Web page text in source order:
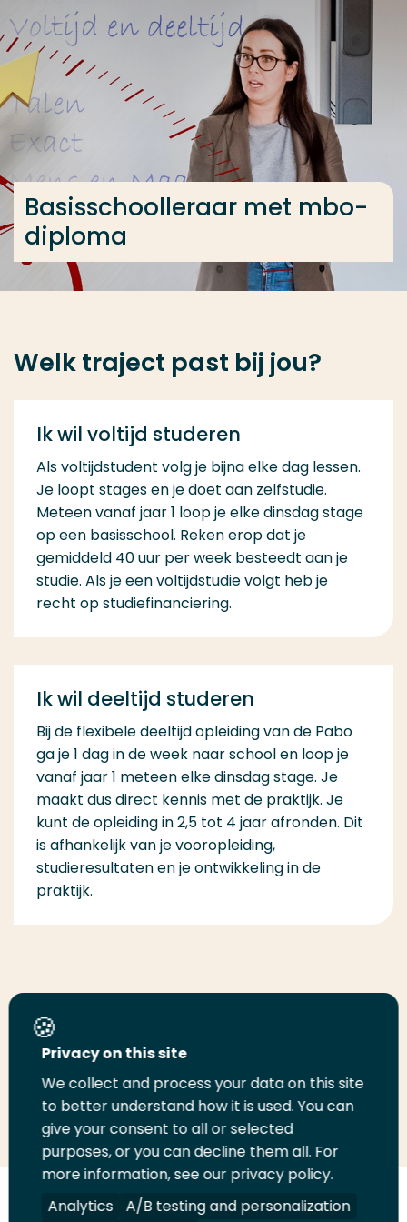
Ga direct naar de content
... > Basisschoolleraar met mbo-diploma
Basisschoolleraar met mbo-
diploma
Welk traject past bij jou?
Ik wil voltijd studeren
Als voltijdstudent volg je bijna elke dag lessen.
Je loopt stages en je doet aan zelfstudie.
Meteen vanaf jaar 1 loop je elke dinsdag stage
op een basisschool. Reken erop dat je
gemiddeld 40 uur per week besteedt aan je
studie. Als je een voltijdstudie volgt heb je
recht op studiefinanciering.
Ik wil deeltijd studeren
Bij de flexibele deeltijd opleiding van de Pabo
ga je 1 dag in de week naar school en loop je
vanaf jaar 1 meteen elke dinsdag stage. Je
maakt dus direct kennis met de praktijk. Je
kunt de opleiding in 2,5 tot 4 jaar afronden. Dit
is afhankelijk van je vooropleiding,
studieresultaten en je ontwikkeling in de
praktijk.
Deel deze pagina
Deel
LinkedIn
Deel
op
Twitter
Deel
op
Facebook
Email
deze
pagina
Print
deze
pagina
VolgVolgVolgVolg
Veel gezocht
Opleiding
Contact
Privacy on this site
We collect and process your data on this site
to better understand how it is used. You can
give your consent to all or selected
purposes, or you can decline them all. For
more information, see our privacy policy.
Analytics
A/B testing and personalization